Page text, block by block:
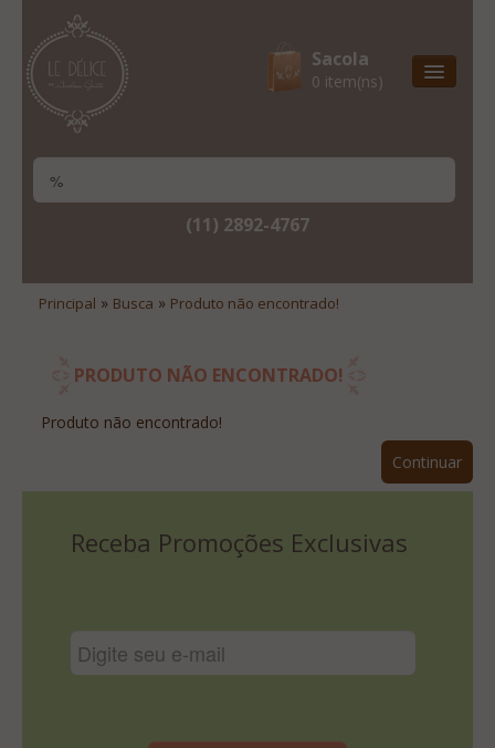
Sacola
0 item(ns)
Natal & 2017
Lista De Desejos
Minha Conta
Site Institucional
Lista De Desejos
(11) 2892-4767
Principal » Busca » Produto não encontrado!
PRODUTO NÃO ENCONTRADO!
Produto não encontrado!
Continuar
Receba Promoções Exclusivas